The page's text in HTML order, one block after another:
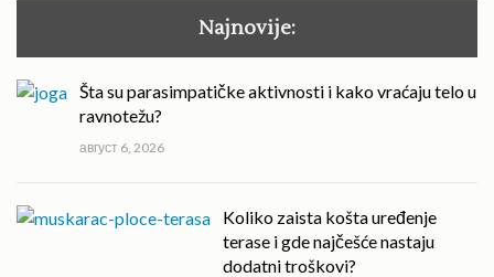
Najnovije:
Šta su parasimpatičke aktivnosti i kako vraćaju telo u
ravnotežu?
август 6, 2026
Koliko zaista košta uređenje
terase i gde najčešće nastaju
dodatni troškovi?